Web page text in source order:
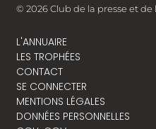
© 2026 Club de la presse et
L'ANNUAIRE
LES TROPHÉES
CONTACT
SE CONNECTER
MENTIONS LÉGALES
DONNÉES PERSONNELLES